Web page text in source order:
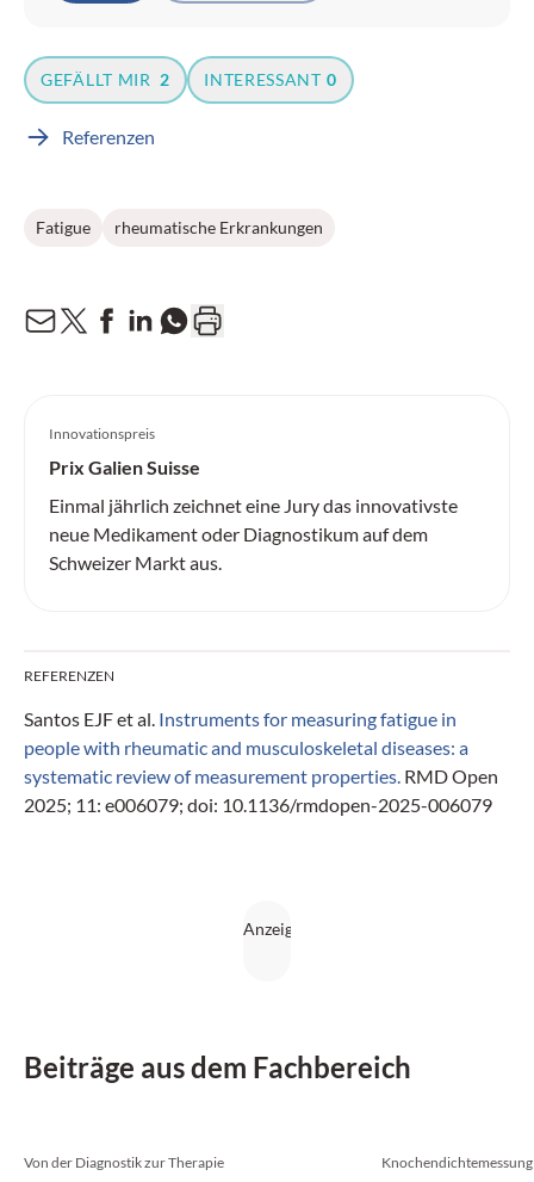
GEFÄLLT MIR 2 INTERESSANT 0
Referenzen
Fatigue rheumatische Erkrankungen
Innovationspreis
Prix Galien Suisse
Einmal jährlich zeichnet eine Jury das innovativste
neue Medikament oder Diagnostikum auf dem
Schweizer Markt aus.
REFERENZEN
Santos EJF et al. Instruments for measuring fatigue in
people with rheumatic and musculoskeletal diseases: a
systematic review of measurement properties. RMD Open
2025; 11: e006079; doi: 10.1136/rmdopen-2025-006079
Beiträge aus dem Fachbereich
Von der Diagnostik zur Therapie